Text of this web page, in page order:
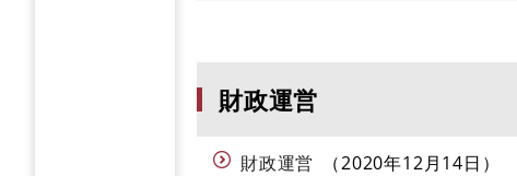
財政運営
財政運営 2020年12月14日